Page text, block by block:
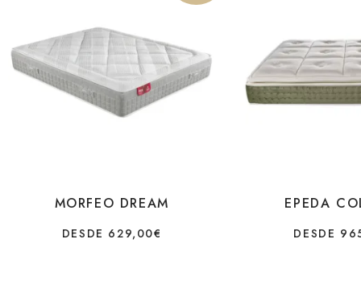
MORFEO DREAM
DESDE 629,00€
EPEDA
DESDE